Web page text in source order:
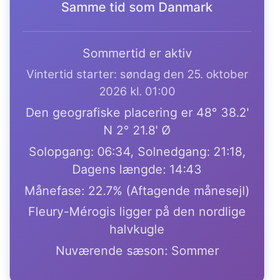
Samme tid som Danmark
Sommertid er aktiv
Vintertid starter: søndag den 25. oktober
2026 kl. 01:00
Den geografiske placering er 48° 38.2'
N 2° 21.8' Ø
Solopgang: 06:34, Solnedgang: 21:18,
Dagens længde: 14:43
Månefase: 22.7% (Aftagende månesejl)
Fleury-Mérogis ligger på den nordlige
halvkugle
Nuværende sæson: Sommer